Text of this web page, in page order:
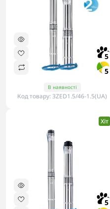
5
5
В наявності
Код товару: 3ZED1.5/46-1.5(UA)
Хіт
5